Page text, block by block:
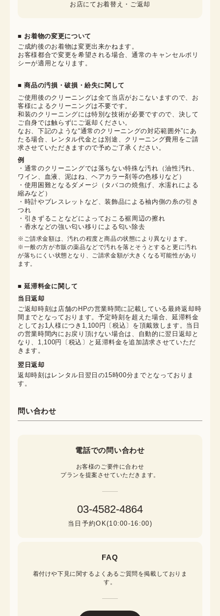
お店にてお着替え・ご返却
■ お着物の変更について
ご成約後のお着物は変更出来かねます。
お客様都合で変更を希望される場合、通常のキャンセルポリ
シーが適用となります。
■ 商品の汚損・破損・紛失に関して
ご使用後のクリーニングは全て当店がおこないますので、お
客様によるクリーニングは不要です。
和装のクリーニングには特別な技術が必要ですので、決して
ご自身では触らずにご返却ください。
なお、下記のような“通常のクリーニングの対応範囲外”にあ
たる場合、レンタル代金とは別途、クリーニング費用をご請
求させていただきますので予めご了承ください。
例
・通常のクリーニングでは落ちない特殊な汚れ（油性汚れ、
ワイン、血液、泥はね、ヘアカラー剤等の色移りなど）
・使用困難となるダメージ（タバコの焼焦げ、水濡れによる
縮みなど）
・時計やブレスレットなど、装飾品による袖内側の糸の引き
つれ
・引きずることなどによっておこる裾周辺の擦れ
・香水などの強い匂い移りによる匂い除去
※ご請求金額は、汚れの程度と商品の状態により異なります。
※一般の方が市販の薬品などで汚れを落とそうとすると更に汚れ
が落ちにくい状態となり、ご請求金額が大きくなる可能性があり
ます。
■ 延滞料金に関して
当日返却
ご返却時刻は店舗のHPの営業時間に記載している最終返却時
間までとなっております。予定時刻を超えた場合、延滞料金
としてお1人様につき1,100円〔税込〕を頂戴致します。当日
の営業時間内にお戻り頂けない場合は、自動的に翌日返却と
なり、1,100円〔税込〕と延滞料金を追加請求させていただ
きます。
翌日返却
返却時刻はレンタル日翌日の15時00分までとなっておりま
す。
問い合わせ
電話での問い合わせ
お客様のご要件に合わせ
プランを提案させていただきます。
03-4582-4864
当日予約OK(10:00-16:00)
FAQ
着付けや下見に関するよくあるご質問を掲載しておりま
す。